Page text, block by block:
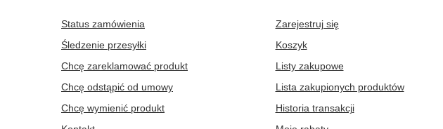
Status zamówienia
Śledzenie przesyłki
Chcę zareklamować produkt
Chcę odstąpić od umowy
Chcę wymienić produkt
Zarejestruj się
Koszyk
Listy zakupowe
Lista zakupionych produktów
Historia transakcji